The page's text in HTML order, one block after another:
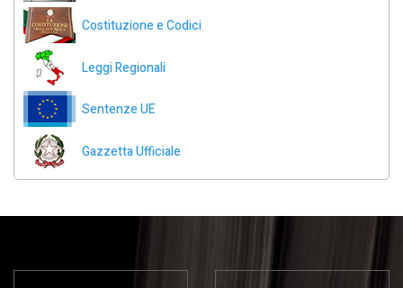
Costituzione e Codici
Leggi Regionali
Sentenze UE
Gazzetta Ufficiale